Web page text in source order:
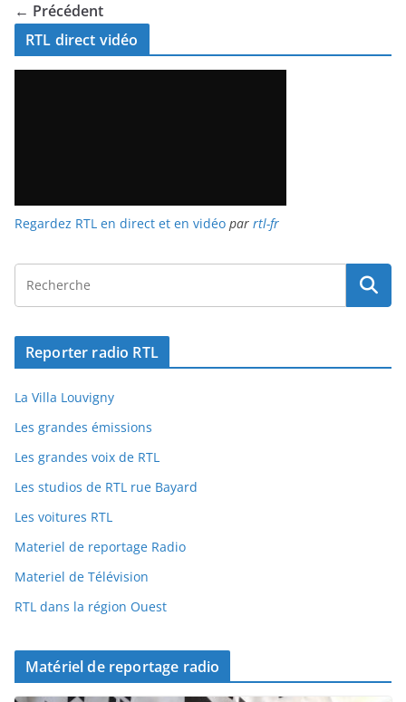
← Précédent
RTL direct vidéo
Regardez RTL en direct et en vidéo par rtl-fr
Reporter radio RTL
La Villa Louvigny
Les grandes émissions
Les grandes voix de RTL
Les studios de RTL rue Bayard
Les voitures RTL
Materiel de reportage Radio
Materiel de Télévision
RTL dans la région Ouest
Matériel de reportage radio